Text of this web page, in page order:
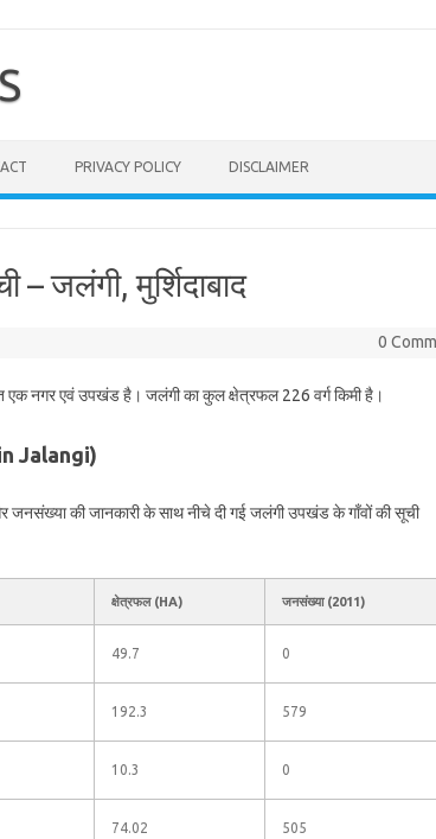
PRIVACY POLICY DISCLAIMER
जलंगी, मुर्शिदाबाद
0
एक नगर एवं उपखंड है। जलंगी का कुल क्षेत्रफल 226 वर्ग किमी है।
Jalangi)
की जानकारी के साथ नीचे दी गई जलंगी उपखंड के गाँवों की सूची
क्षेत्रफल (HA) जनसंख्या (2011)
49.7 0
192.3 579
10.3 0
74.02 505